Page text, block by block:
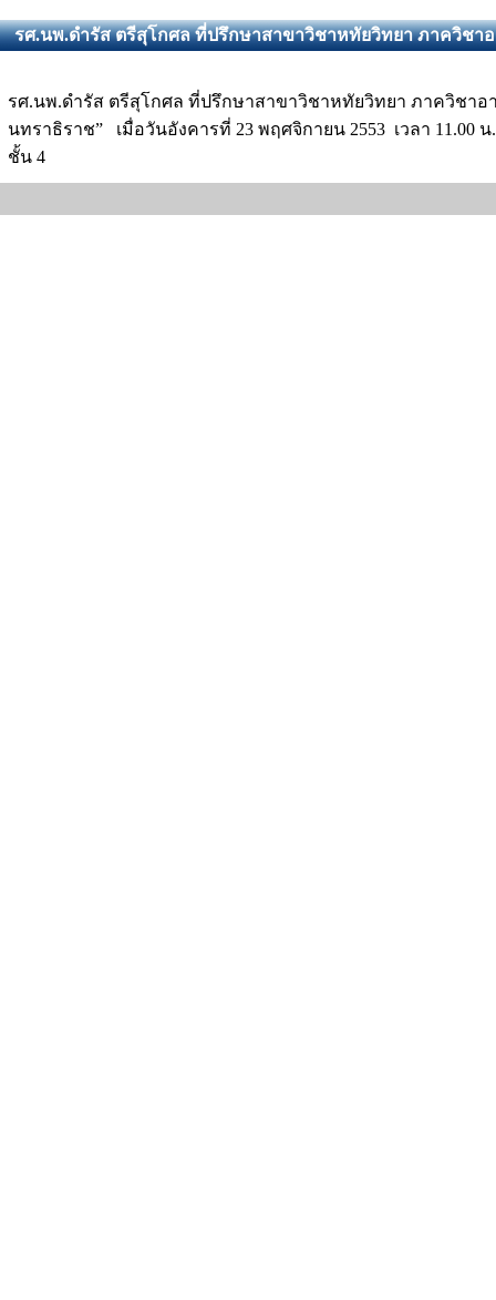
รศ.นพ.ดำรัส ตรีสุโกศล ที่ปรึกษาสาขาวิชาหทัยวิทยา ภาควิชาอ
รศ.นพ.ดำรัส ตรีสุโกศล ที่ปรึกษาสาขาวิชาหทัยวิทยา ภาควิชาอ
นทราธิราช” เมื่อวันอังคารที่ 23 พฤศจิกายน 2553 เวลา 11.00
ชั้น 4